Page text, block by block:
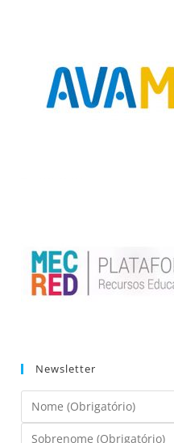
Newsletter